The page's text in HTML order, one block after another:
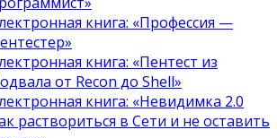
книга: «Профессия —
книга: «Пентест из
от Recon до Shell»
книга: «Невидимка 2.0
раствориться в Сети и не оставить